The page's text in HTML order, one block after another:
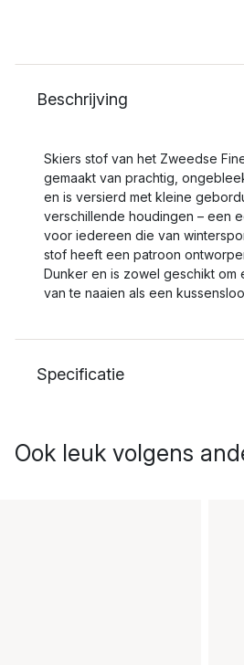
Beschrijving
Skiers stof van het Zweedse
gemaakt van prachtig,
en is versierd met kleine
verschillende houdingen – een
voor iedereen die van
stof heeft een patroon
Dunker en is zowel geschikt om
van te naaien als een
Specificatie
Ook leuk volgens